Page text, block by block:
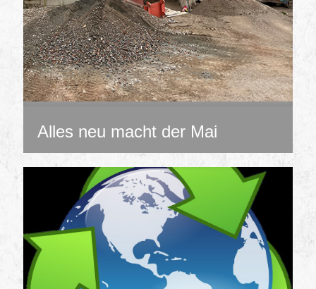
Alles neu macht der Mai